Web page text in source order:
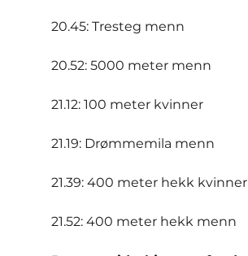
20.45: Tresteg menn
20.52: 5000 meter menn
21.12: 100 meter kvinner
21.19: Drømmemila menn
21.39: 400 meter hekk kvinner
21.52: 400 meter hekk menn